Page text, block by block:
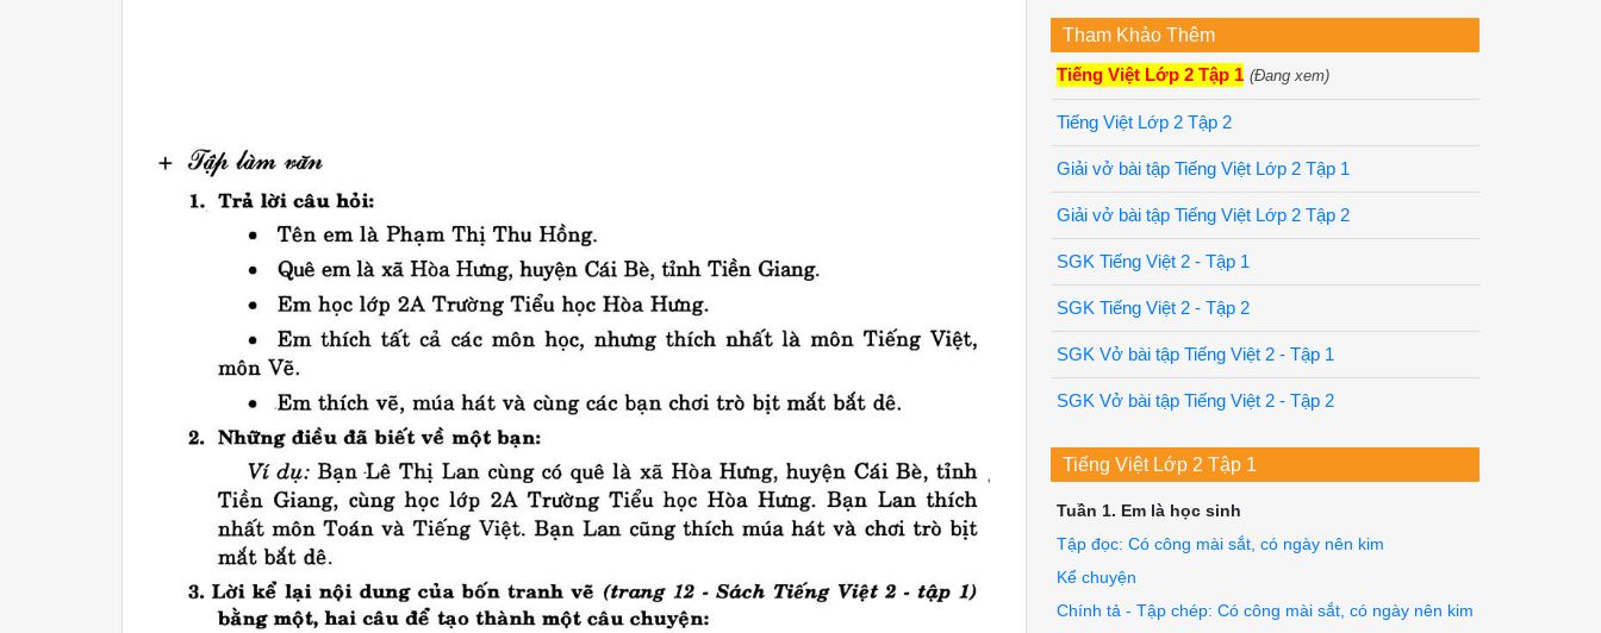
Tham Khảo Thêm
Tiếng Việt Lớp 2 Tập 1 (Đang xem)
Tiếng Việt Lớp 2 Tập 2
Giải vở bài tập Tiếng Việt Lớp 2 Tập 1
Giải vở bài tập Tiếng Việt Lớp 2 Tập 2
SGK Tiếng Việt 2 - Tập 1
SGK Tiếng Việt 2 - Tập 2
SGK Vở bài tập Tiếng Việt 2 - Tập 1
SGK Vở bài tập Tiếng Việt 2 - Tập 2
Tiếng Việt Lớp 2 Tập 1
Tuần 1. Em là học sinh
Tập đọc: Có công mài sắt, có ngày nên kim
Kể chuyện
Chính tả - Tập chép: Có công mài sắt, có ngày nên kim